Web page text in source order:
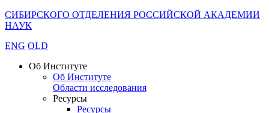
СИБИРСКОГО ОТДЕЛЕНИЯ РОССИЙСКОЙ АКАДЕМИИ
НАУК
ENG OLD
Об Институте
Об Институте
Области исследования
Ресурсы
Ресурсы